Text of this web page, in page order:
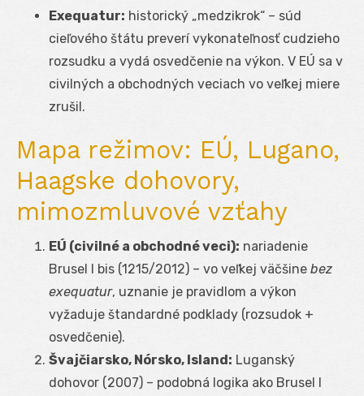
Exequatur: historický „medzikrok“ – súd
cieľového štátu preverí vykonateľnosť cudzieho
rozsudku a vydá osvedčenie na výkon. V EÚ sa v
civilných a obchodných veciach vo veľkej miere
zrušil.
Mapa režimov: EÚ, Lugano,
Haagske dohovory,
mimozmluvové vzťahy
EÚ (civilné a obchodné veci): nariadenie
Brusel I bis (1215/2012) – vo veľkej väčšine bez
exequatur, uznanie je pravidlom a výkon
vyžaduje štandardné podklady (rozsudok +
osvedčenie).
Švajčiarsko, Nórsko, Island: Luganský
dohovor (2007) – podobná logika ako Brusel I